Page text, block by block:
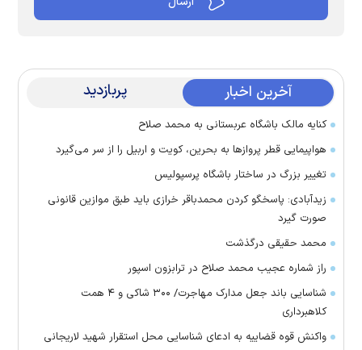
آخرین اخبار پربازدید
کنایه مالک باشگاه عربستانی به محمد صلاح
هواپیمایی قطر پرواز‌ها به بحرین، کویت و اربیل را از سر می‌گیرد
تغییر بزرگ در ساختار باشگاه پرسپولیس
زیدآبادی: پاسخگو کردن محمدباقر خرازی باید طبق موازین قانونی
صورت گیرد
محمد حقیقی درگذشت
راز شماره عجیب محمد صلاح در ترابزون اسپور
شناسایی باند جعل مدارک مهاجرت/ ۳۰۰ شاکی و ۴ همت
کلاهبرداری
واکنش قوه قضاییه به ادعای شناسایی محل استقرار شهید لاریجانی